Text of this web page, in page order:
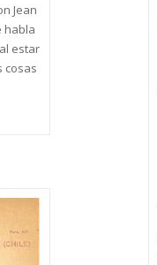
Jean
habla
estar
cosas